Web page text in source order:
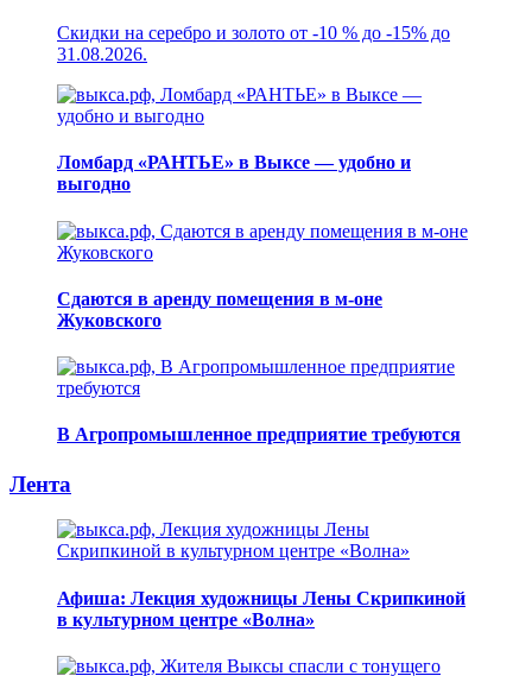
Скидки на серебро и золото от -10 % до -15% до
31.08.2026.
Ломбард «РАНТЬЕ» в Выксе — удобно и
выгодно
Сдаются в аренду помещения в м-оне
Жуковского
В Агропромышленное предприятие требуются
Лента
Афиша: Лекция художницы Лены Скрипкиной
в культурном центре «Волна»